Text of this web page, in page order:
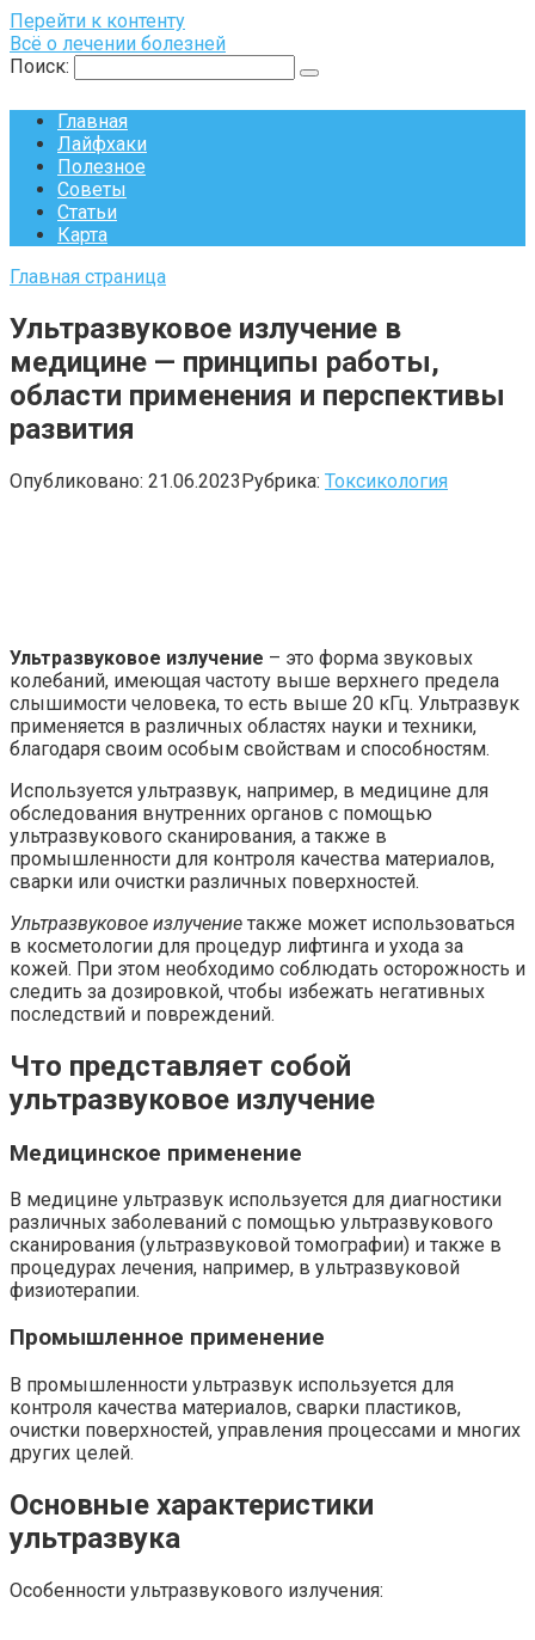
Перейти к контенту
Всё о лечении болезней
Поиск:
Главная
Лайфхаки
Полезное
Советы
Статьи
Карта
Главная страница
Ультразвуковое излучение в
медицине — принципы работы,
области применения и перспективы
развития
Опубликовано: 21.06.2023Рубрика: Токсикология
Ультразвуковое излучение – это форма звуковых
колебаний, имеющая частоту выше верхнего предела
слышимости человека, то есть выше 20 кГц. Ультразвук
применяется в различных областях науки и техники,
благодаря своим особым свойствам и способностям.
Используется ультразвук, например, в медицине для
обследования внутренних органов с помощью
ультразвукового сканирования, а также в
промышленности для контроля качества материалов,
сварки или очистки различных поверхностей.
Ультразвуковое излучение также может использоваться
в косметологии для процедур лифтинга и ухода за
кожей. При этом необходимо соблюдать осторожность и
следить за дозировкой, чтобы избежать негативных
последствий и повреждений.
Что представляет собой
ультразвуковое излучение
Медицинское применение
В медицине ультразвук используется для диагностики
различных заболеваний с помощью ультразвукового
сканирования (ультразвуковой томографии) и также в
процедурах лечения, например, в ультразвуковой
физиотерапии.
Промышленное применение
В промышленности ультразвук используется для
контроля качества материалов, сварки пластиков,
очистки поверхностей, управления процессами и многих
других целей.
Основные характеристики
ультразвука
Особенности ультразвукового излучения: